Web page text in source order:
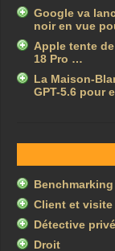
Google va
noir en vue
Apple tente
18 Pro …
La Maison-
GPT-5.6 pour
Benchmarking
Client et visite
Détective privé
Droit